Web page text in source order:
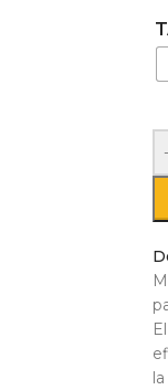
-